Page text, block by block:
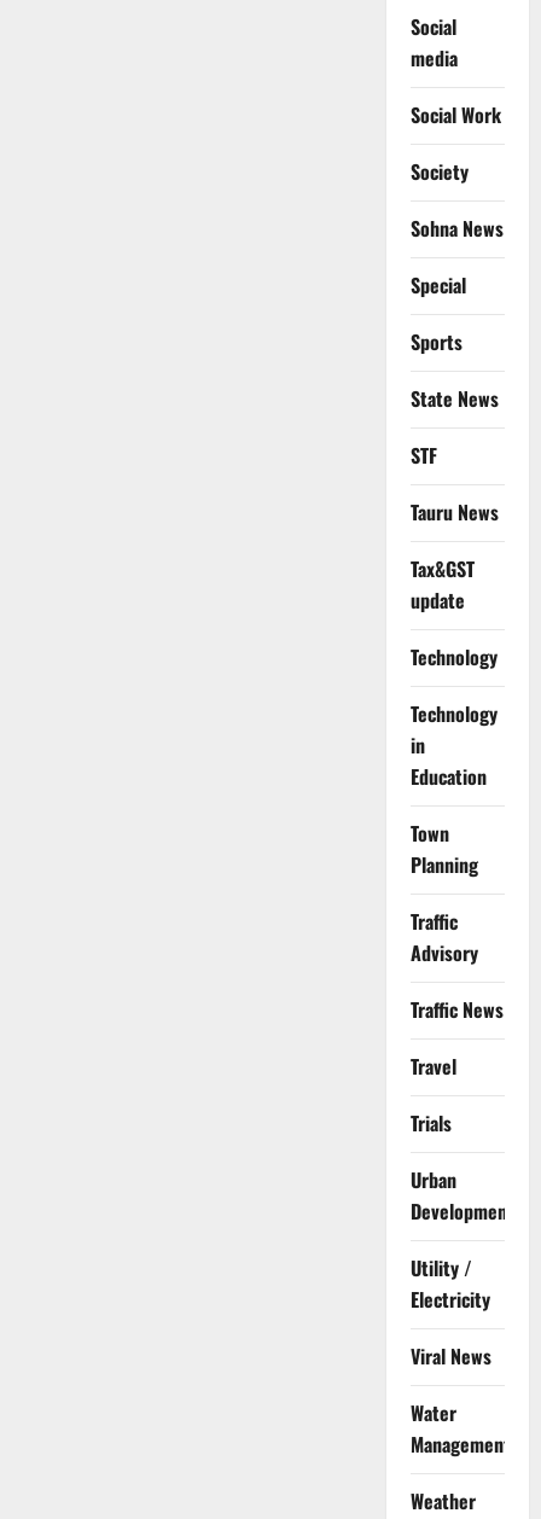
Social
media
Social Work
Society
Sohna News
Special
Sports
State News
STF
Tauru News
Tax&GST
update
Technology
Technology
in
Education
Town
Planning
Traffic
Advisory
Traffic News
Travel
Trials
Urban
Development
Utility /
Electricity
Viral News
Water
Management
Weather